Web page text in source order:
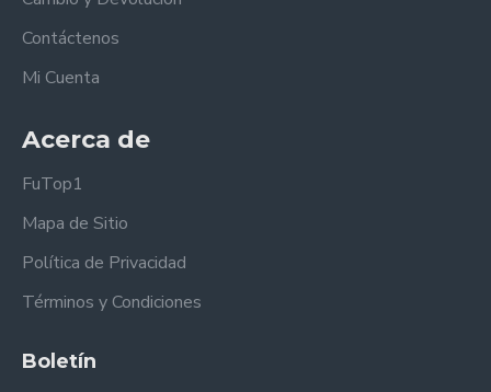
Contáctenos
Mi Cuenta
Acerca de
FuTop1
Mapa de Sitio
Política de Privacidad
Términos y Condiciones
Boletín